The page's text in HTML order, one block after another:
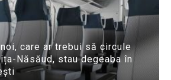
care ar trebui să circule
Năsăud, stau degeaba în